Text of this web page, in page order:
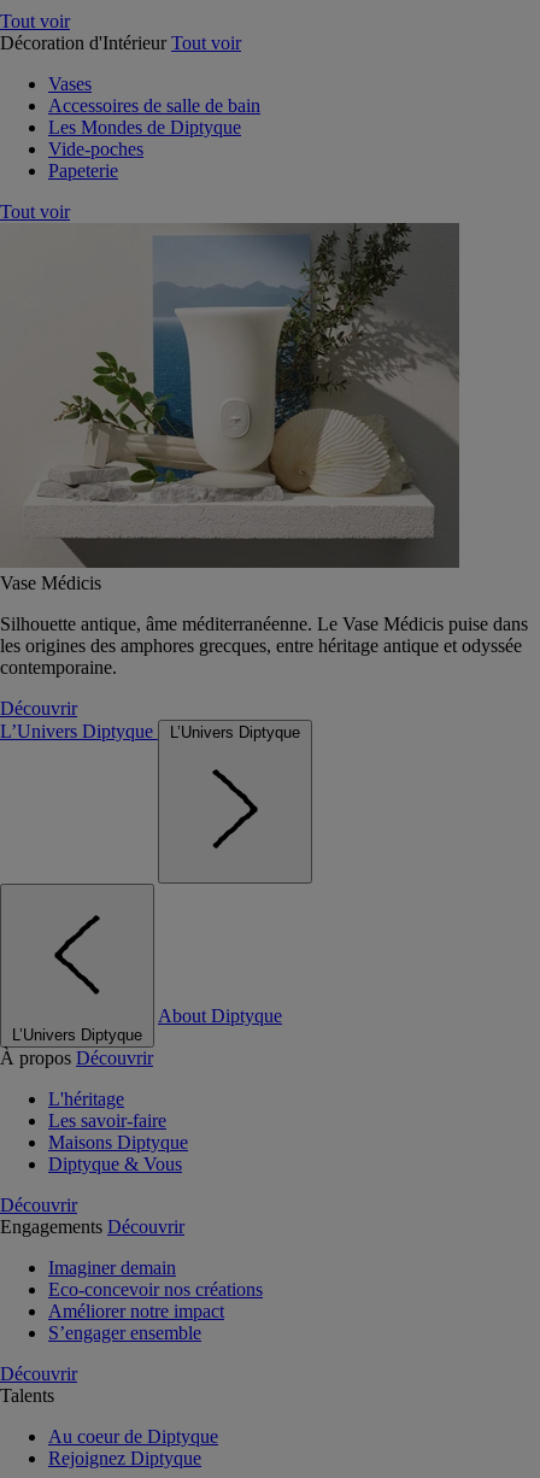
Tout voir
Décoration d'Intérieur Tout voir
Vases
Accessoires de salle de bain
Les Mondes de Diptyque
Vide-poches
Papeterie
Tout voir
Vase Médicis
Silhouette antique, âme méditerranéenne. Le Vase Médicis puise dans
les origines des amphores grecques, entre héritage antique et odyssée
contemporaine.
Découvrir
L’Univers Diptyque
L’Univers Diptyque
L’Univers Diptyque
About Diptyque
À propos Découvrir
L'héritage
Les savoir-faire
Maisons Diptyque
Diptyque & Vous
Découvrir
Engagements Découvrir
Imaginer demain
Eco-concevoir nos créations
Améliorer notre impact
S’engager ensemble
Découvrir
Talents
Au coeur de Diptyque
Rejoignez Diptyque